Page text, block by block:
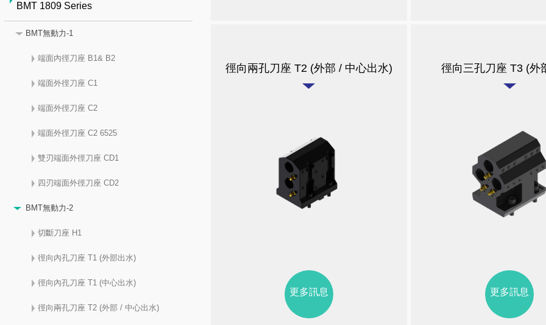
徑向兩孔刀座 T2 (外部 / 中心出水)
更多訊息
徑向三孔刀座 T3 (外
更多訊息
BMT 1809 Series
BMT無動力-1
端面內徑刀座 B1& B2
端面外徑刀座 C1
端面外徑刀座 C2
端面外徑刀座 C2 6525
雙刃端面外徑刀座 CD1
四刃端面外徑刀座 CD2
BMT無動力-2
切斷刀座 H1
徑向內孔刀座 T1 (外部出水)
徑向內孔刀座 T1 (中心出水)
徑向兩孔刀座 T2 (外部 / 中心出水)